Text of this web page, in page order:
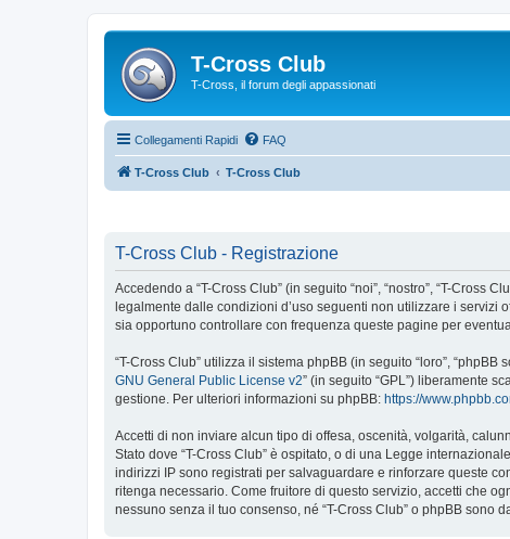
T-Cross Club
T-Cross, il forum degli appassionati
Collegamenti Rapidi FAQ
T-Cross Club T-Cross Club
T-Cross Club - Registrazione
Accedendo a “T-Cross Club” (in seguito “noi”, “nostro”, “T-Cross
legalmente dalle condizioni d’uso seguenti non utilizzare i servizi
sia opportuno controllare con frequenza queste pagine per
“T-Cross Club” utilizza il sistema phpBB (in seguito “loro”,
GNU General Public License v2” (in seguito “GPL”) liberamente
gestione. Per ulteriori informazioni su phpBB: https://
Accetti di non inviare alcun tipo di offesa, oscenità, volgarità,
Stato dove “T-Cross Club” è ospitato, o di una Legge
indirizzi IP sono registrati per salvaguardare e rinforzare queste
ritenga necessario. Come fruitore di questo servizio, accetti che
nessuno senza il tuo consenso, né “T-Cross Club” o phpBB